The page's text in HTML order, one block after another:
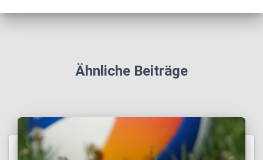
Ähnliche Beiträge